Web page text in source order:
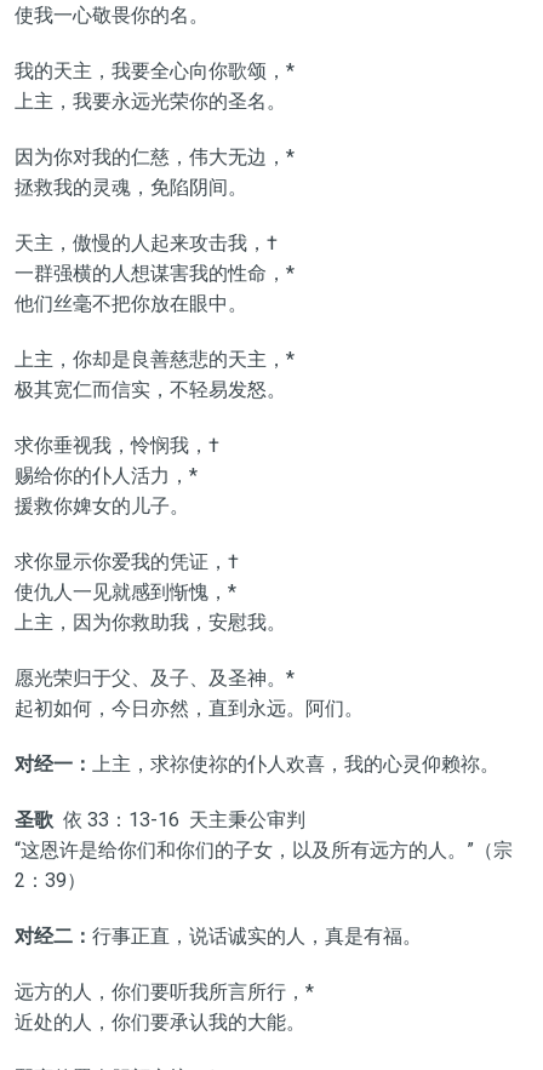
使我一心敬畏你的名。
我的天主，我要全心向你歌颂，*
上主，我要永远光荣你的圣名。
因为你对我的仁慈，伟大无边，*
拯救我的灵魂，免陷阴间。
天主，傲慢的人起来攻击我，†
一群强横的人想谋害我的性命，*
他们丝毫不把你放在眼中。
上主，你却是良善慈悲的天主，*
极其宽仁而信实，不轻易发怒。
求你垂视我，怜悯我，†
赐给你的仆人活力，*
援救你婢女的儿子。
求你显示你爱我的凭证，†
使仇人一见就感到惭愧，*
上主，因为你救助我，安慰我。
愿光荣归于父、及子、及圣神。*
起初如何，今日亦然，直到永远。阿们。
对经一： 上主，求祢使祢的仆人欢喜，我的心灵仰赖祢。
圣歌依 33：13-16 天主秉公审判
“这恩许是给你们和你们的子女，以及所有远方的人。”（宗
2：39）
对经二： 行事正直，说话诚实的人，真是有福。
远方的人，你们要听我所言所行，*
近处的人，你们要承认我的大能。